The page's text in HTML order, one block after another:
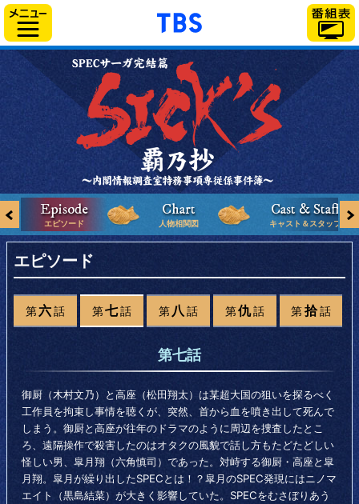
「TBSテレビ」トップ
エピソード 人物相関図 キャスト＆スタッフ
エピソー ド
第六話 第七話 第八話 第仇話 第拾話
第七話
御厨（木村文乃）と高座（松田翔太）は某超大国の狙いを探るべく
工作員を拘束し事情を聴くが、突然、首から血を噴き出して死んで
しまう。御厨と高座が往年のドラマのように周辺を捜査したとこ
ろ、遠隔操作で殺害したのはオタクの風貌で話し方もたどたどしい
怪しい男、皐月翔（六角慎司）であった。対峙する御厨・高座と皐
月翔。皐月が繰り出したSPECとは！？皐月のSPEC発現にはニノマ
エイト（黒島結菜）が大きく影響していた。SPECをむさぼりあう